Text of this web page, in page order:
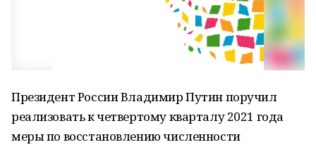
Президент России Владимир Путин поручил
реализовать к четвертому кварталу 2021 года
меры по восстановлению численности